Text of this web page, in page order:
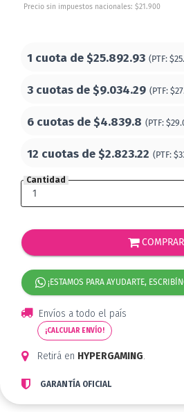
Precio sin impuestos nacionales: $21.900
1 cuota de$25.892.93 (PTF:
3 cuotas de$9.034.29 (PTF:
6 cuotas de$4.839.8 (PTF:
12 cuotas de$2.823.22 (PTF:
Cantidad
COMPRAR
¡ESTAMOS PARA AYUDARTE,
Envíos a todo el país
¡CALCULAR ENVÍO!
Retirá en HYPERGAMING.
GARANTÍA OFICIAL